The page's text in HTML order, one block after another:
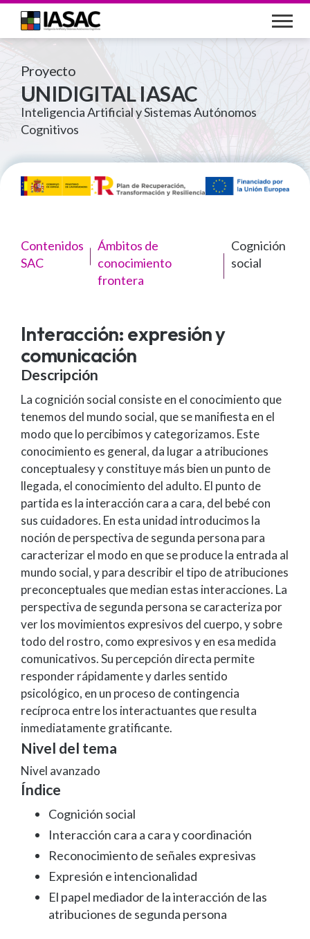
Pasar
contenido
Proyecto
UNIDIGITAL IASAC
Inteligencia Artificial y Sistemas Autónomos
Cognitivos
Contenidos
SAC
Ámbitos de
conocimiento
frontera
Cognición
social
Interacción: expresión y
comunicación
Descripción
La cognición social consiste en el conocimiento que
tenemos del mundo social, que se manifiesta en el
modo que lo percibimos y categorizamos. Este
conocimiento es general, da lugar a atribuciones
conceptualesy y constituye más bien un punto de
llegada, el conocimiento del adulto. El punto de
partida es la interacción cara a cara, del bebé con
sus cuidadores. En esta unidad introducimos la
noción de perspectiva de segunda persona para
caracterizar el modo en que se produce la entrada al
mundo social, y para describir el tipo de atribuciones
preconceptuales que median estas interacciones. La
perspectiva de segunda persona se caracteriza por
ver los movimientos expresivos del cuerpo, y sobre
todo del rostro, como expresivos y en esa medida
comunicativos. Su percepción directa permite
responder rápidamente y darles sentido
psicológico, en un proceso de contingencia
recíproca entre los interactuantes que resulta
inmediatamente gratificante.
Nivel del tema
Nivel avanzado
Índice
Cognición social
Interacción cara a cara y coordinación
Reconocimiento de señales expresivas
Expresión e intencionalidad
El papel mediador de la interacción de las
atribuciones de segunda persona